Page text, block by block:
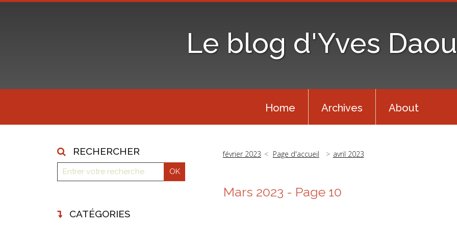
Le blog d'Yves
Home Archives About
RECHERCHER
CATÉGORIES
février 2023 Page d'accueil avril 2023
Mars 2023 - Page 10